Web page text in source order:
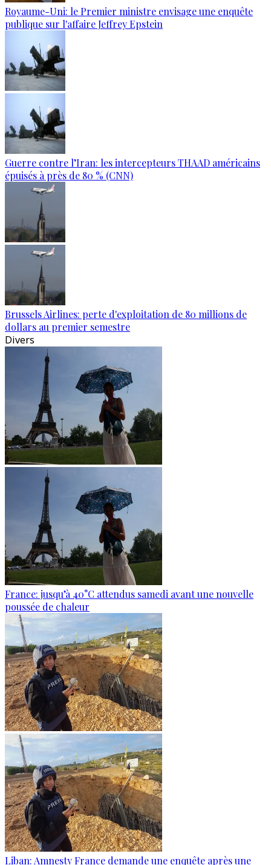
Royaume-Uni: le Premier ministre envisage une enquête
publique sur l'affaire Jeffrey Epstein
Guerre contre l’Iran: les intercepteurs THAAD américains
épuisés à près de 80 % (CNN)
Brussels Airlines: perte d'exploitation de 80 millions de
dollars au premier semestre
Divers
France: jusqu’à 40°C attendus samedi avant une nouvelle
poussée de chaleur
Liban: Amnesty France demande une enquête après une